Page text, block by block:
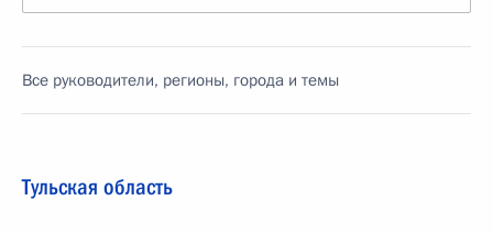
Все руководители, регионы, города и темы
Тульская область